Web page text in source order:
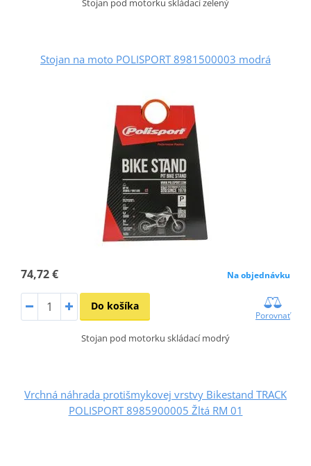
Stojan pod motorku skládací zelený
Stojan na moto POLISPORT 8981500003 modrá
74,72 € Na objednávku
Do košíka
Porovnať
Stojan pod motorku skládací modrý
Vrchná náhrada protišmykovej vrstvy Bikestand TRACK
POLISPORT 8985900005 Žltá RM 01